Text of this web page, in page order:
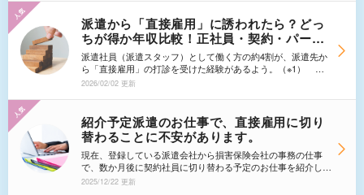
事では、「3年経っても同じ職場で働き続けるための具体的な
方法」から、「派遣会社（派遣元）を変えればOK？」という
よくある誤解まで、あなたが知りたいすべての情報を網羅的に
解説します。</strong>正しい知識を身につけ、今後の働き
方・キャリアについて考えてみましょう。
派遣から「直接雇用」に誘われたら？どっ
ちが得か年収比較！正社員・契約・パート
のデメリットも全解説【2026年最新】
派遣社員（派遣スタッフ）として働く方の約4割が、派遣先か
ら「直接雇用」の打診を受けた経験があるよう。（※1） 派
遣先から「直接雇用」の打診を受けた。嬉しい反面、「ちゃん
<strong>2026年最新の視点で「正社員」「契約社員」「パー
ト」の3つの雇用形態別に、メリット・デメリット、年収の変
化</strong>などを徹底比較します。自分に合った働き方につ
いて、考えていきましょう！ <span style="font-
size: 0.9em;">（※1：<a href="[ここにアンケート記事のURLを
挿入]" target="_blank" rel="noopener">エン派遣 2018年ユーザ
2026/02/02 更新
紹介予定派遣のお仕事で、直接雇用に切り
替わることに不安があります。
現在、登録している派遣会社から損害保険会社の事務の仕事
で、数か月後に契約社員に切り替わる予定のお仕事を紹介して
頂いています。派遣のお仕事は初めてで、事務の仕事も未経験
2025/12/22 更新